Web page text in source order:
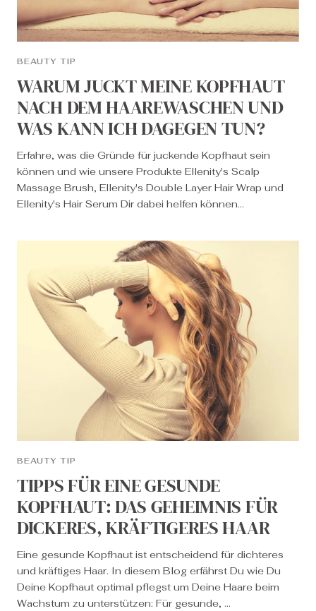
BEAUTY TIP
WARUM JUCKT MEINE KOPFHAUT
NACH DEM HAAREWASCHEN UND
WAS KANN ICH DAGEGEN TUN?
Erfahre, was die Gründe für juckende Kopfhaut sein
können und wie unsere Produkte Ellenity's Scalp
Massage Brush, Ellenity's Double Layer Hair Wrap und
Ellenity's Hair Serum Dir dabei helfen können...
BEAUTY TIP
TIPPS FÜR EINE GESUNDE
KOPFHAUT: DAS GEHEIMNIS FÜR
DICKERES, KRÄFTIGERES HAAR
Eine gesunde Kopfhaut ist entscheidend für dichteres
und kräftiges Haar. In diesem Blog erfährst Du wie Du
Deine Kopfhaut optimal pflegst um Deine Haare beim
Wachstum zu unterstützen: Für gesunde, ...